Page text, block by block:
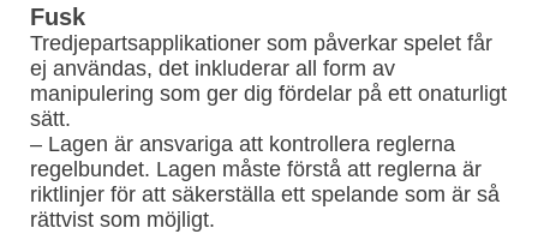
Fusk
Tredjepartsapplikationer som påverkar spelet får
ej användas, det inkluderar all form av
manipulering som ger dig fördelar på ett onaturligt
sätt.
– Lagen är ansvariga att kontrollera reglerna
regelbundet. Lagen måste förstå att reglerna är
riktlinjer för att säkerställa ett spelande som är så
rättvist som möjligt.